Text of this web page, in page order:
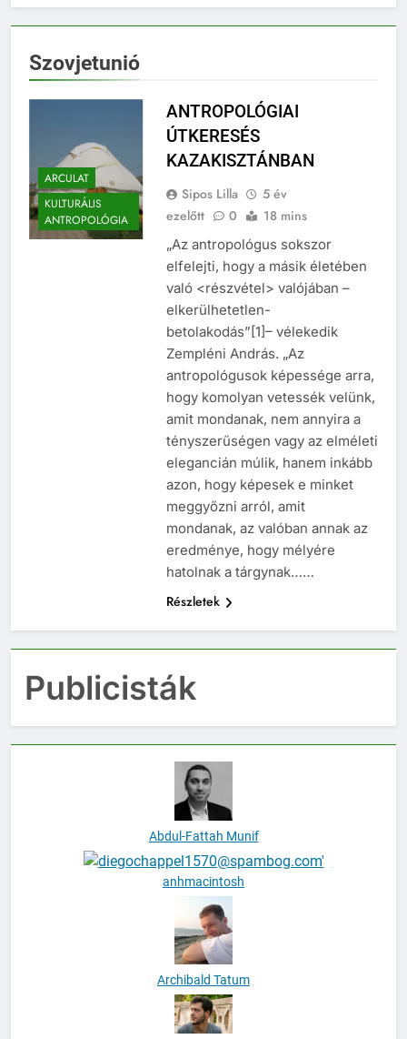
Szovjetunió
ARCULAT
KULTURÁLIS
ANTROPOLÓGIA
ANTROPOLÓGIAI
ÚTKERESÉS
Sipos Lilla
5 év
„Az antropológus sokszor
elfelejti, hogy a másik életében
való <részvétel> valójában –
elkerülhetetlen-
betolakodás”[1]– vélekedik
Zempléni András. „Az
antropológusok képessége arra,
hogy komolyan vetessék velünk,
amit mondanak, nem annyira a
tényszerűségen vagy az elméleti
elegancián múlik, hanem inkább
azon, hogy képesek e minket
meggyőzni arról, amit
mondanak, az valóban annak az
eredménye, hogy mélyére
Publicisták
Abdul-Fattah Munif
anhmacintosh
Archibald Tatum